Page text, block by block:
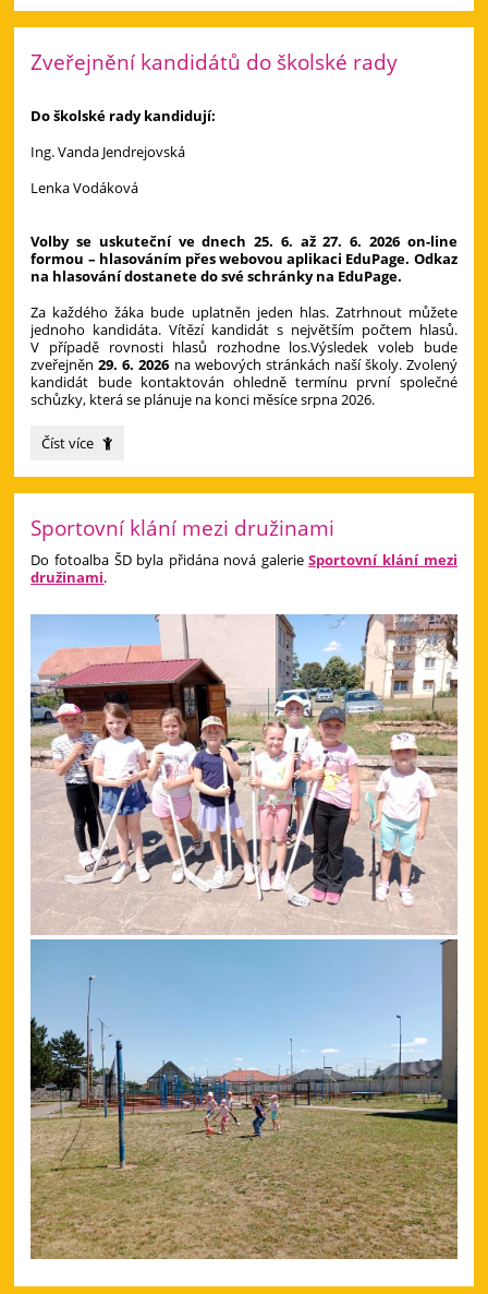
výlet
hvězdami
a
Zveřejnění kandidátů do školské rady
Do školské rady kandidují:
Ing. Vanda Jendrejovská
Lenka Vodáková
Volby se uskuteční ve dnech 25. 6. až 27. 6. 2026 on-line
formou – hlasováním přes webovou aplikaci EduPage. Odkaz
na hlasování dostanete do své schránky na EduPage.
Za každého žáka bude uplatněn jeden hlas. Zatrhnout můžete
jednoho kandidáta. Vítězí kandidát s největším počtem hlasů.
V případě rovnosti hlasů rozhodne los.Výsledek voleb bude
zveřejněn 29. 6. 2026 na webových stránkách naší školy. Zvolený
kandidát bude kontaktován ohledně termínu první společné
schůzky, která se plánuje na konci měsíce srpna 2026.
Zveřejnění
do
rady:
Číst více
Sportovní klání mezi družinami
Do fotoalba ŠD byla přidána nová galerieSportovní klání mezi
družinami.